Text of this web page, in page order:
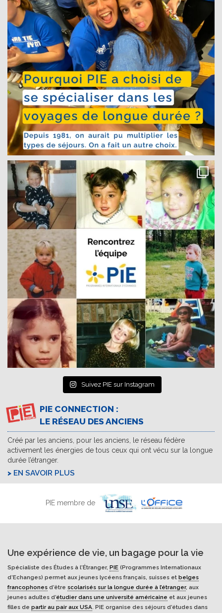
Suivez PIE sur Instagram
PIE CONNECTION :
LE RÉSEAU DES ANCIENS
Créé par les anciens, pour les anciens, le réseau fédère
activement les énergies de tous ceux qui ont vécu sur la longue
durée l’étranger.
EN SAVOIR PLUS
PIE membre de
Une expérience de vie, un bagage pour la vie
Spécialiste des Études à l'Étranger, PIE (Programmes Internationaux
d’Echanges) permet aux jeunes lycéens français, suisses et belges
francophones d’être scolarisés sur la longue durée à l’étranger, aux
jeunes adultes d’étudier dans une université américaine et aux jeunes
filles de partir au pair aux USA. PIE organise des séjours d’études dans